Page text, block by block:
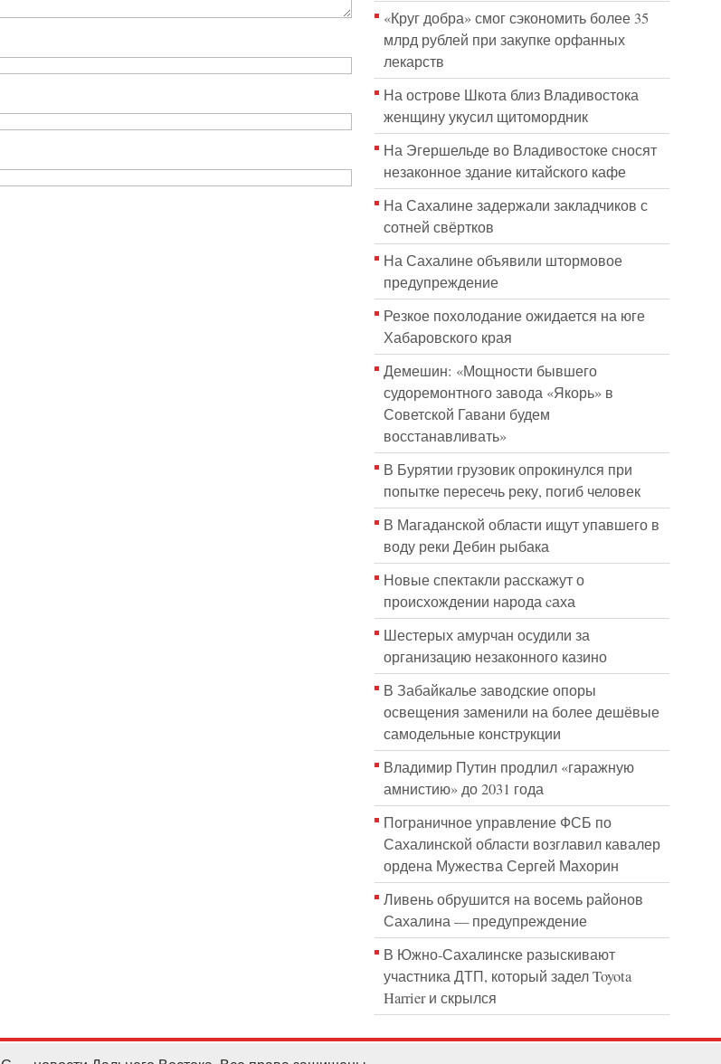
«Круг добра» смог сэкономить более 35
млрд рублей при закупке орфанных
лекарств
На острове Шкота близ Владивостока
женщину укусил щитомордник
На Эгершельде во Владивостоке сносят
незаконное здание китайского кафе
На Сахалине задержали закладчиков с
сотней свёртков
На Сахалине объявили штормовое
предупреждение
Резкое похолодание ожидается на юге
Хабаровского края
Демешин: «Мощности бывшего
судоремонтного завода «Якорь» в
Советской Гавани будем
восстанавливать»
В Бурятии грузовик опрокинулся при
попытке пересечь реку, погиб человек
В Магаданской области ищут упавшего в
воду реки Дебин рыбака
Новые спектакли расскажут о
происхождении народа cаха
Шестерых амурчан осудили за
организацию незаконного казино
В Забайкалье заводские опоры
освещения заменили на более дешёвые
самодельные конструкции
Владимир Путин продлил «гаражную
амнистию» до 2031 года
Пограничное управление ФСБ по
Сахалинской области возглавил кавалер
ордена Мужества Сергей Махорин
Ливень обрушится на восемь районов
Сахалина — предупреждение
В Южно-Сахалинске разыскивают
участника ДТП, который задел Toyota
Harrier и скрылся